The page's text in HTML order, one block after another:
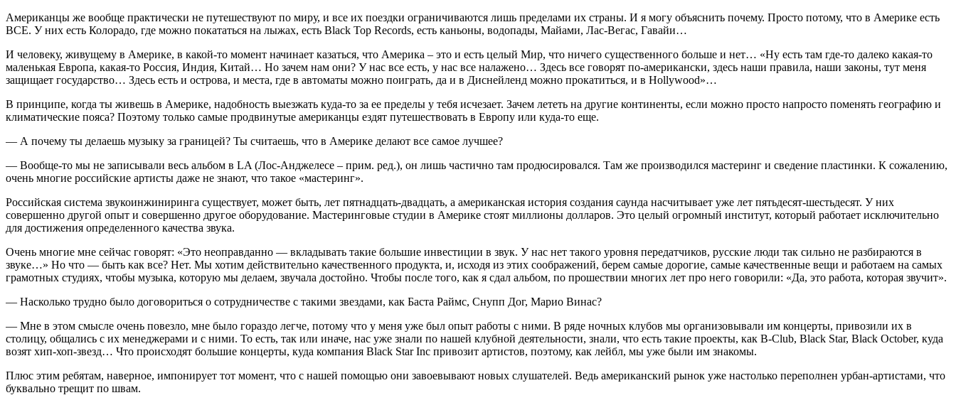
Американцы же вообще практически не путешествуют по миру, и все их поездки ограничиваются лишь пределами их страны. И я могу объяснить почему. Просто потому, что в Америке есть
ВСЕ. У них есть Колорадо, где можно покататься на лыжах, есть Black Top Records, есть каньоны, водопады, Майами, Лас-Вегас, Гавайи…
И человеку, живущему в Америке, в какой-то момент начинает казаться, что Америка – это и есть целый Мир, что ничего существенного больше и нет… «Ну есть там где-то далеко какая-то
маленькая Европа, какая-то Россия, Индия, Китай… Но зачем нам они? У нас все есть, у нас все налажено… Здесь все говорят по-американски, здесь наши правила, наши законы, тут меня
защищает государство… Здесь есть и острова, и места, где в автоматы можно поиграть, да и в Диснейленд можно прокатиться, и в Hollywood»…
В принципе, когда ты живешь в Америке, надобность выезжать куда-то за ее пределы у тебя исчезает. Зачем лететь на другие континенты, если можно просто напросто поменять географию и
климатические пояса? Поэтому только самые продвинутые американцы ездят путешествовать в Европу или куда-то еще.
— А почему ты делаешь музыку за границей? Ты считаешь, что в Америке делают все самое лучшее?
— Вообще-то мы не записывали весь альбом в LA (Лос-Анджелесе – прим. ред.), он лишь частично там продюсировался. Там же производился мастеринг и сведение пластинки. К сожалению,
очень многие российские артисты даже не знают, что такое «мастеринг».
Российская система звукоинжиниринга существует, может быть, лет пятнадцать-двадцать, а американская история создания саунда насчитывает уже лет пятьдесят-шестьдесят. У них
совершенно другой опыт и совершенно другое оборудование. Мастеринговые студии в Америке стоят миллионы долларов. Это целый огромный институт, который работает исключительно
для достижения определенного качества звука.
Очень многие мне сейчас говорят: «Это неоправданно — вкладывать такие большие инвестиции в звук. У нас нет такого уровня передатчиков, русские люди так сильно не разбираются в
звуке…» Но что — быть как все? Нет. Мы хотим действительно качественного продукта, и, исходя из этих соображений, берем самые дорогие, самые качественные вещи и работаем на самых
грамотных студиях, чтобы музыка, которую мы делаем, звучала достойно. Чтобы после того, как я сдал альбом, по прошествии многих лет про него говорили: «Да, это работа, которая звучит».
— Насколько трудно было договориться о сотрудничестве с такими звездами, как Баста Раймс, Снупп Дог, Марио Винас?
— Мне в этом смысле очень повезло, мне было гораздо легче, потому что у меня уже был опыт работы с ними. В ряде ночных клубов мы организовывали им концерты, привозили их в
столицу, общались с их менеджерами и с ними. То есть, так или иначе, нас уже знали по нашей клубной деятельности, знали, что есть такие проекты, как B-Club, Black Star, Black October, куда
возят хип-хоп-звезд… Что происходят большие концерты, куда компания Black Star Inc привозит артистов, поэтому, как лейбл, мы уже были им знакомы.
Плюс этим ребятам, наверное, импонирует тот момент, что с нашей помощью они завоевывают новых слушателей. Ведь американский рынок уже настолько переполнен урбан-артистами, что
буквально трещит по швам.